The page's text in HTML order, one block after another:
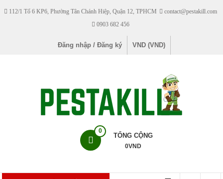
Skip112/1 Tổ 6 KP6, Phường Tân Chánh Hiệp, Quận 12, TPHCM
contact@pestakill.com
0903 682 456
Đăng nhập / Đăng ký VND (VND)
0
TỔNG CỘNG
0VND